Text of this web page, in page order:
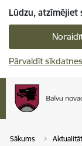
Lūdzu, atzīmējiet
Pārvaldīt sīkdatnes
Sākums